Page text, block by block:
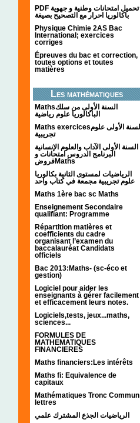
PDF تحميل امتحانات وطنية و جهوية
باكالوريا احرار مع التصحيح بصيغة
Physique Chimie 2AS Bac
International; exercices
corriges
Épreuves du bac et correction,
toutes options et toutes
matières
Les mathématiques
Mathsالسنة الأولى من سلك
الباكالوريا علوم رياضية
Maths exercicesالسنة الأولى علوم
تجريبية
السنة الأولى الآداب والعلوم الإنسانية
البرنامج الدروس امتحانات و
فروضMaths
الرياضيات لمستوى الثانية بكالوريا
علوم تجريبية مجمعة في كتاب واحد
Maths 1ère bac sc Maths
Enseignement Secondaire
qualifiant: Programme
Répartition matières et
coefficients du cadre
organisant l’examen du
baccalauréat Candidats
officiels
Bac 2013:Maths- (sc-éco et
gestion)
Logiciel pour aider les
enseignants à gérer facilement
et efficacement leurs notes.
Logiciels,tests, jeux...maths,
sciences...
FORMULES DE
MATHEMATIQUES
FINANCIERES
Maths financiers:Les intérêts
Maths fi: Equivalence de
capitaux
Mathématiques Tronc Commun
lettres
الرياضيات الجذع المشترك علمي